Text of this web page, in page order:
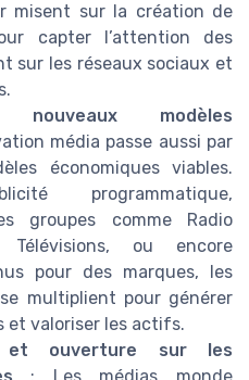
misent sur la création de
capter l’attention des
sur les réseaux sociaux et
modèles
média passe aussi par
économiques viables.
programmatique,
groupes comme Radio
ou encore
pour des marques, les
multiplient pour générer
et valoriser les actifs.
et ouverture sur les